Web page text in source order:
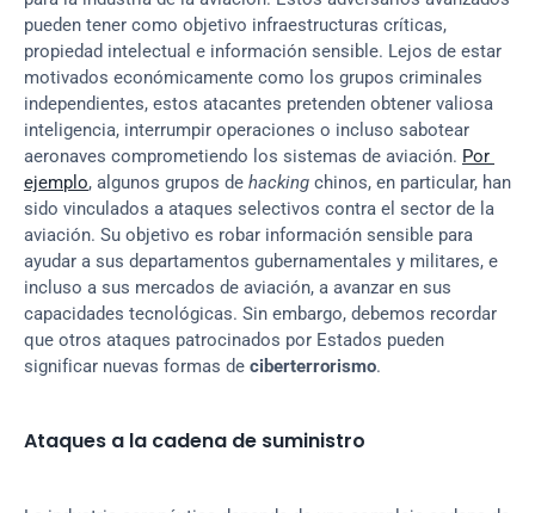
pueden tener como objetivo infraestructuras críticas,
propiedad intelectual e información sensible. Lejos de estar
motivados económicamente como los grupos criminales
independientes, estos atacantes pretenden obtener valiosa
inteligencia, interrumpir operaciones o incluso sabotear
aeronaves comprometiendo los sistemas de aviación. Por
ejemplo, algunos grupos de hacking chinos, en particular, han
sido vinculados a ataques selectivos contra el sector de la
aviación. Su objetivo es robar información sensible para
ayudar a sus departamentos gubernamentales y militares, e
incluso a sus mercados de aviación, a avanzar en sus
capacidades tecnológicas. Sin embargo, debemos recordar
que otros ataques patrocinados por Estados pueden
significar nuevas formas de ciberterrorismo.
Ataques a la cadena de suministro